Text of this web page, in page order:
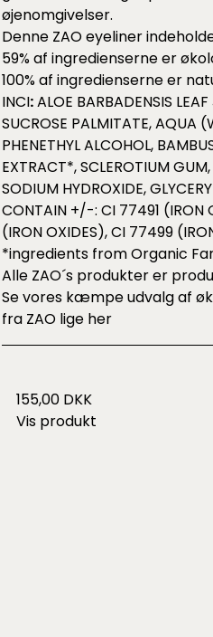
øjenomgivelser.
Denne ZAO eyeliner
59% af ingredienserne er
100% af ingredienserne er
INCI:ALOE BARBADENSIS
SUCROSE PALMITATE, AQUA
PHENETHYL ALCOHOL,
EXTRACT*, SCLEROTIUM
SODIUM HYDROXIDE,
CONTAIN +/-: CI 77491 (IRON
(IRON OXIDES), CI 77499
*ingredients from Organic
Alle ZAO´s produkter er
Se vores kæmpe udvalg af
fra ZAO lige her
155,00 DKK
Vis produkt